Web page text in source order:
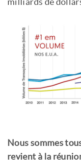
milliards de
Nous sommes
revient à la